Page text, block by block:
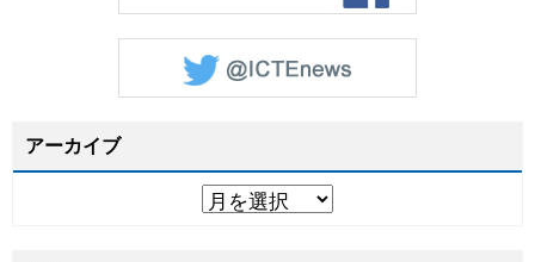
アーカイブ